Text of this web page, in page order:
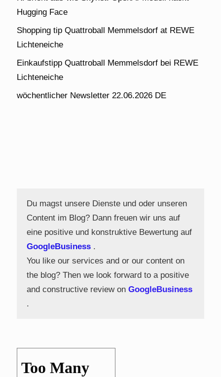
Hugging Face
Shopping tip Quattroball Memmelsdorf at REWE
Lichteneiche
Einkaufstipp Quattroball Memmelsdorf bei REWE
Lichteneiche
wöchentlicher Newsletter 22.06.2026 DE
Du magst unsere Dienste und oder unseren
Content im Blog? Dann freuen wir uns auf
eine positive und konstruktive Bewertung auf
GoogleBusiness .
You like our services and or our content on
the blog? Then we look forward to a positive
and constructive review on GoogleBusiness
.